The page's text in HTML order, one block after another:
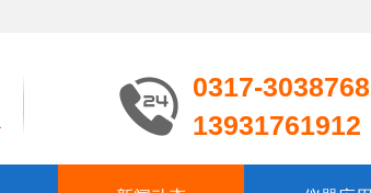
0317-3038768
13931761912